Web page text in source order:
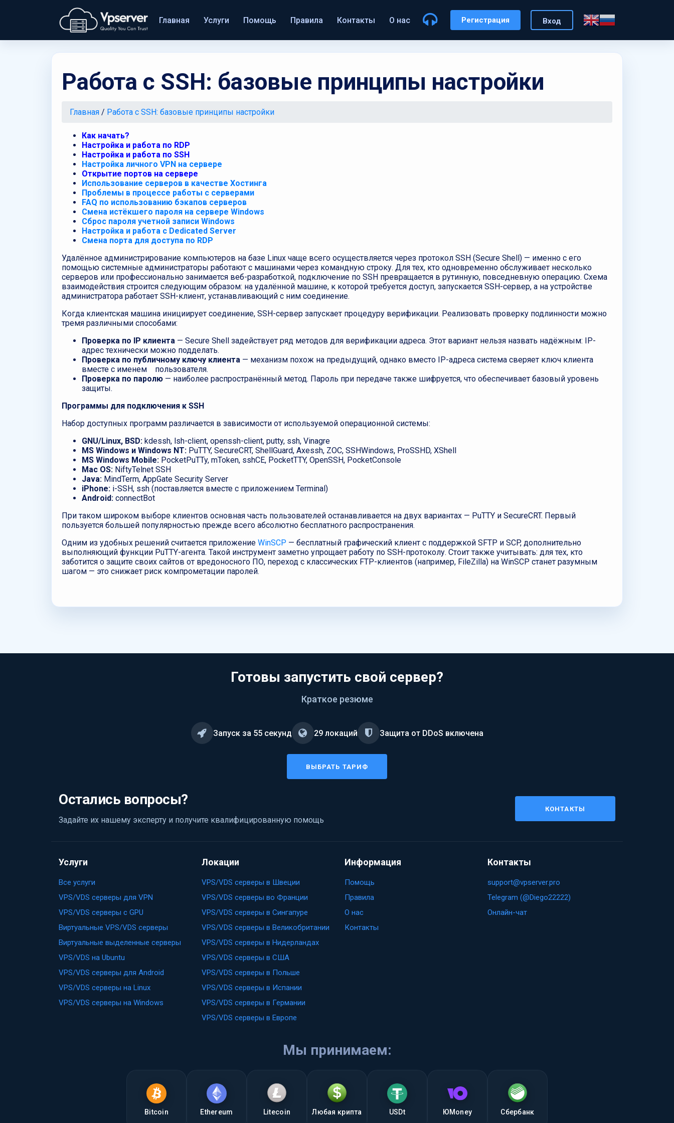
Главная Услуги Помощь Правила Контакты О нас Регистрация Вход
Работа с SSH: базовые принципы настройки
Главная / Работа с SSH: базовые принципы настройки
Как начать?
Настройка и работа по RDP
Настройка и работа по SSH
Настройка личного VPN на сервере
Открытие портов на сервере
Использование серверов в качестве Хостинга
Проблемы в процессе работы с серверами
FAQ по использованию бэкапов серверов
Смена истёкшего пароля на сервере Windows
Сброс пароля учетной записи Windows
Настройка и работа с Dedicated Server
Смена порта для доступа по RDP
Удалённое администрирование компьютеров на базе Linux чаще всего осуществляется через протокол SSH (Secure Shell) — именно с его
помощью системные администраторы работают с машинами через командную строку. Для тех, кто одновременно обслуживает несколько
серверов или профессионально занимается веб-разработкой, подключение по SSH превращается в рутинную, повседневную операцию. Схема
взаимодействия строится следующим образом: на удалённой машине, к которой требуется доступ, запускается SSH-сервер, а на устройстве
администратора работает SSH-клиент, устанавливающий с ним соединение.
Когда клиентская машина инициирует соединение, SSH-сервер запускает процедуру верификации. Реализовать проверку подлинности можно
тремя различными способами:
Проверка по IP клиента — Secure Shell задействует ряд методов для верификации адреса. Этот вариант нельзя назвать надёжным: IP-
адрес технически можно подделать.
Проверка по публичному ключу клиента — механизм похож на предыдущий, однако вместо IP-адреса система сверяет ключ клиента
вместе с именем пользователя.
Проверка по паролю — наиболее распространённый метод. Пароль при передаче также шифруется, что обеспечивает базовый уровень
защиты.
Программы для подключения к SSH
Набор доступных программ различается в зависимости от используемой операционной системы:
GNU/Linux, BSD: kdessh, lsh-client, openssh-client, putty, ssh, Vinagre
MS Windows и Windows NT: PuTTY, SecureCRT, ShellGuard, Axessh, ZOC, SSHWindows, ProSSHD, XShell
MS Windows Mobile: PocketPuTTy, mToken, sshCE, PocketTTY, OpenSSH, PocketConsole
Mac OS: NiftyTelnet SSH
Java: MindTerm, AppGate Security Server
iPhone: i-SSH, ssh (поставляется вместе с приложением Terminal)
Android: connectBot
При таком широком выборе клиентов основная часть пользователей останавливается на двух вариантах — PuTTY и SecureCRT. Первый
пользуется большей популярностью прежде всего абсолютно бесплатного распространения.
Одним из удобных решений считается приложение WinSCP — бесплатный графический клиент с поддержкой SFTP и SCP, дополнительно
выполняющий функции PuTTY-агента. Такой инструмент заметно упрощает работу по SSH-протоколу. Стоит также учитывать: для тех, кто
заботится о защите своих сайтов от вредоносного ПО, переход с классических FTP-клиентов (например, FileZilla) на WinSCP станет разумным
шагом — это снижает риск компрометации паролей.
Готовы запустить свой сервер?
Краткое резюме
Запуск за 55 секунд 29 локаций Защита от DDoS включена
ВЫБРАТЬ ТАРИФ
Остались вопросы?
Задайте их нашему эксперту и получите квалифицированную помощь
КОНТАКТЫ
Услуги
Все услуги
VPS/VDS серверы для VPN
VPS/VDS серверы с GPU
Виртуальные VPS/VDS серверы
Виртуальные выделенные серверы
VPS/VDS на Ubuntu
VPS/VDS серверы для Android
VPS/VDS серверы на Linux
VPS/VDS серверы на Windows
Локации
VPS/VDS серверы в Швеции
VPS/VDS серверы во Франции
VPS/VDS серверы в Сингапуре
VPS/VDS серверы в Великобритании
VPS/VDS серверы в Нидерландах
VPS/VDS серверы в США
VPS/VDS серверы в Польше
VPS/VDS серверы в Испании
VPS/VDS серверы в Германии
VPS/VDS серверы в Европе
Информация
Помощь
Правила
О нас
Контакты
Контакты
support@vpserver.pro
Telegram (@Diego22222)
Онлайн-чат
Мы принимаем:
Bitcoin Ethereum Litecoin Любая крипта USDt ЮMoney Сбербанк